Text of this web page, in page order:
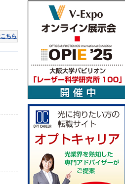
ちら